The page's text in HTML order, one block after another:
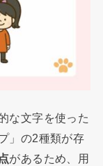
な文字を使った
」の2種類が存
があるため、用